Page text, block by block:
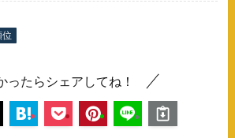
位
ったらシェアしてね！